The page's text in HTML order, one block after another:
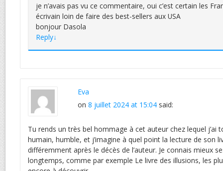
je n’avais pas vu ce commentaire, oui c’est certain les
écrivain loin de faire des best-sellers aux USA
bonjour Dasola
Reply↓
Eva
on 8 juillet 2024 at 15:04 said:
Tu rends un très bel hommage à cet auteur chez lequel j’ai
humain, humble, et j’imagine à quel point la lecture de son
différemment après le décès de l’auteur. Je connais mieux
longtemps, comme par exemple Le livre des illusions, les